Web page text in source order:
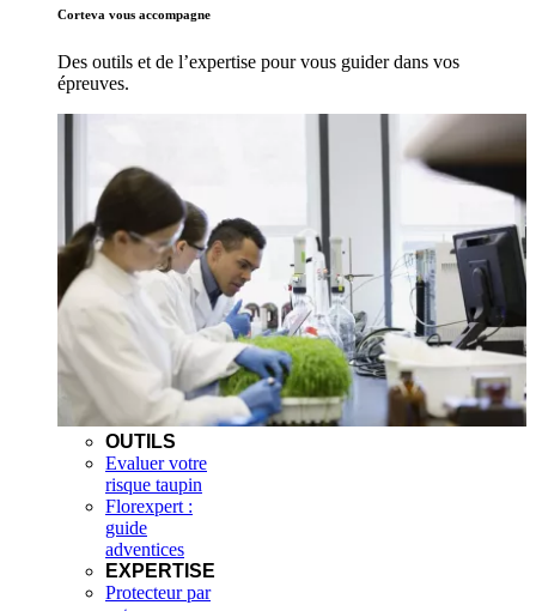
Corteva vous accompagne
Des outils et de l’expertise pour vous guider dans vos
épreuves.
OUTILS
Evaluer votre
risque taupin
Florexpert :
guide
adventices
EXPERTISE
Protecteur par